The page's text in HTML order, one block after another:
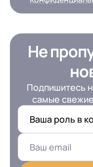
Не
Подпишитесь
самые
Ваша роль в
+7
+7